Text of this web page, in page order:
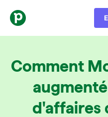
Comment
d'affaires